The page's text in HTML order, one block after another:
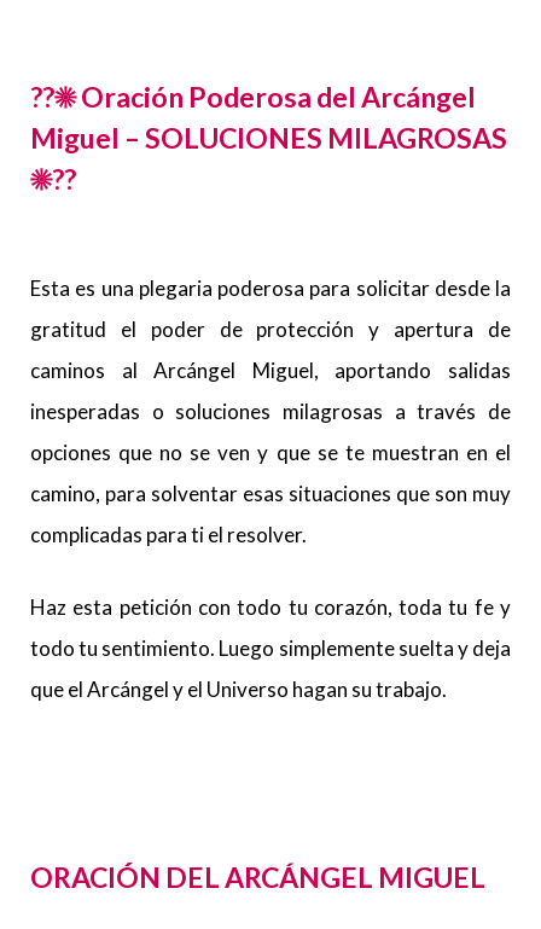
??☀ Oración Poderosa del Arcángel
Miguel – SOLUCIONES MILAGROSAS
☀??
Esta es una plegaria poderosa para solicitar desde la
gratitud el poder de protección y apertura de
caminos al Arcángel Miguel, aportando salidas
inesperadas o soluciones milagrosas a través de
opciones que no se ven y que se te muestran en el
camino, para solventar esas situaciones que son muy
complicadas para ti el resolver.
Haz esta petición con todo tu corazón, toda tu fe y
todo tu sentimiento. Luego simplemente suelta y deja
que el Arcángel y el Universo hagan su trabajo.
ORACIÓN DEL ARCÁNGEL MIGUEL